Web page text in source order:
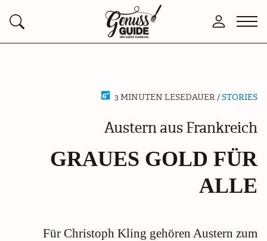
Suchen
Zurück
zur
Anmelden
3 MINUTEN LESEDAUER /STORIES
Austern aus Frankreich
GRAUES GOLD FÜR
ALLE
Für Christoph Kling gehören Austern zum